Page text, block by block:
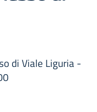
di Viale Liguria -